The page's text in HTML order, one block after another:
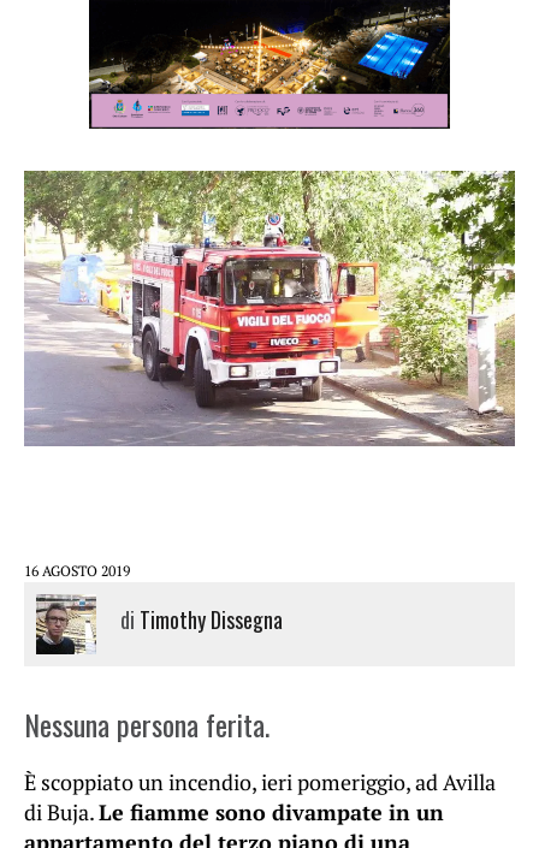
16 AGOSTO 2019
di Timothy Dissegna
Nessuna persona ferita.
È scoppiato un incendio, ieri pomeriggio, ad Avilla
di Buja.Le fiamme sono divampate in un